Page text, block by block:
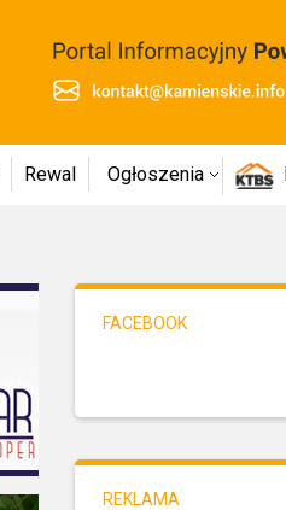
Rewal Ogłoszenia
FACEBOOK
REKLAMA